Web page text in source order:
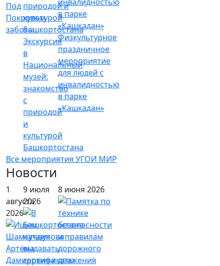
Под
Покровом
заботы
Экскурсия
в
Национальный
музей:
знакомство
с
природой
и
культурой
Башкортостана
Физкультурное
праздничное
мероприятие
для людей с
инвалидностью
в парке
«Кашкадан»
Все мероприятия УГОИ МИР
Новости
1
августа
2026
9 июля
2026
8 июня 2026